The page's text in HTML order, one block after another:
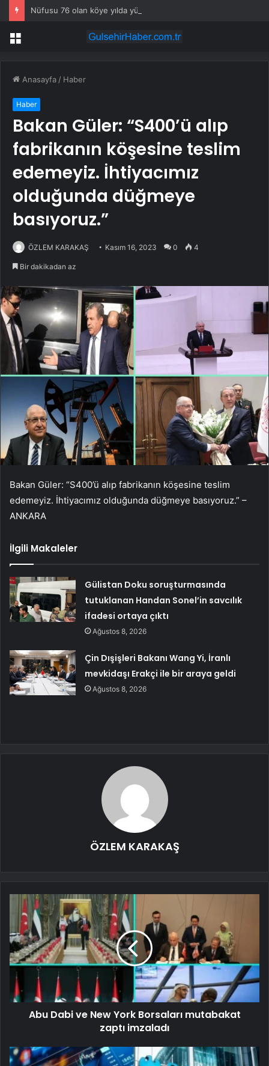
Nüfusu 76 olan köye yılda yüz binlerce turist akın ediyor
Menü
Anasayfa / Haber
Haber
Bakan Güler: “S400’ü alıp
fabrikanın köşesine teslim
edemeyiz. İhtiyacımız
olduğunda düğmeye
basıyoruz.”
ÖZLEM KARAKAŞ Kasım 16, 2023 0 4
Bir dakikadan az
Bakan Güler: “S400’ü alıp fabrikanın köşesine teslim
edemeyiz. İhtiyacımız olduğunda düğmeye basıyoruz.” –
ANKARA
İlgili Makaleler
Gülistan Doku soruşturmasında
tutuklanan Handan Sonel’in savcılık
ifadesi ortaya çıktı
Ağustos 8, 2026
Çin Dışişleri Bakanı Wang Yi, İranlı
mevkidaşı Erakçi ile bir araya geldi
Ağustos 8, 2026
ÖZLEM KARAKAŞ
Abu Dabi ve New York Borsaları mutabakat
zaptı imzaladı